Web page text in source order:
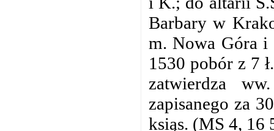
Barbary w
m. Nowa Góra
1530 pobór z 7
zatwierdza
zapisanego za
ksiąs. (MS 4, 16